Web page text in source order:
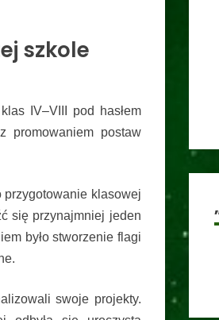
szkole
IV–VIII pod hasłem
promowaniem postaw
przygotowanie klasowej
się przynajmniej jeden
było stworzenie flagi
swoje projekty.